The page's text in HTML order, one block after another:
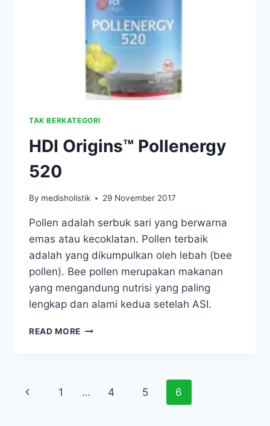
TAK BERKATEGORI
HDI Origins™ Pollenergy
520
By medisholistik 29 November 2017
Pollen adalah serbuk sari yang berwarna
emas atau kecoklatan. Pollen terbaik
adalah yang dikumpulkan oleh lebah (bee
pollen). Bee pollen merupakan makanan
yang mengandung nutrisi yang paling
lengkap dan alami kedua setelah ASI.
READ MORE HDI
Page
Previous
1 … 4 5 6